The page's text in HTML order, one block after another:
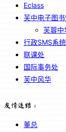
Eclass
芙中电子图
芙蓉中
行政SMS系统
联课处
国际事务处
芙中风华
友情连结：
董总